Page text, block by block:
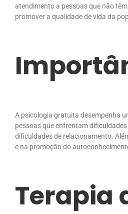
atendimento a pessoas que não
promover a qualidade de vida da
A psicologia gratuita desempenha
pessoas que enfrentam
dificuldades de relacionamento.
e na promoção do
Terapia